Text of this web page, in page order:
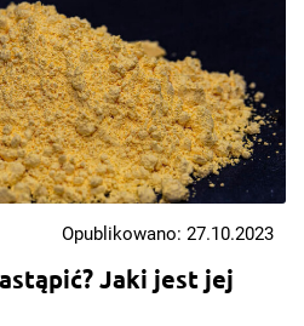
Jaki jest jej
Opublikowano: 27.10.2023